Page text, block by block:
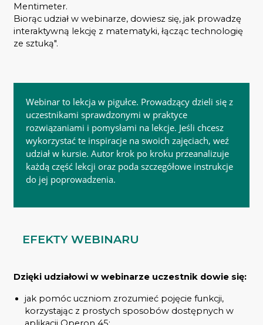
Mentimeter.
Biorąc udział w webinarze, dowiesz się, jak prowadzę
interaktywną lekcję z matematyki, łącząc technologię
ze sztuką".
Webinar to lekcja w pigułce. Prowadzący dzieli się z
uczestnikami sprawdzonymi w praktyce
rozwiązaniami i pomysłami na lekcje. Jeśli chcesz
wykorzystać te inspiracje na swoich zajęciach, weź
udział w kursie. Autor krok po kroku przeanalizuje
każdą część lekcji oraz poda szczegółowe instrukcje
do jej poprowadzenia.
EFEKTY WEBINARU
Dzięki udziałowi w webinarze uczestnik dowie się:
jak pomóc uczniom zrozumieć pojęcie funkcji,
korzystając z prostych sposobów dostępnych w